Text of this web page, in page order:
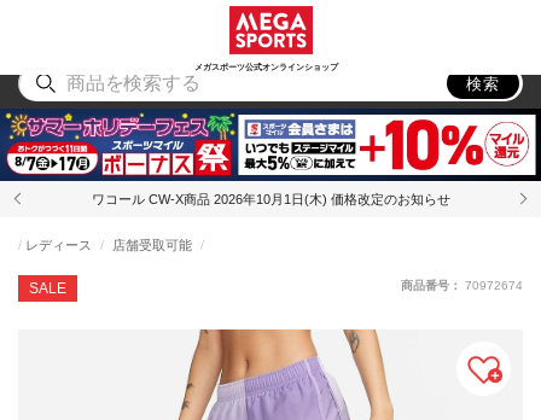
メガスポーツ公式オンラインショップ
アウトドア
検索
ワコール CW-X商品 2026年10月1日(木) 価格改定のお知らせ
SALE
レディース 店舗受取可能
商品番号： 70972674